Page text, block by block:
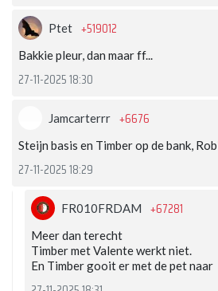
Ptet +519012
Bakkie pleur, dan maar ff...
27-11-2025 18:30
Jamcarterrr +6676
Steijn basis en Timber op de bank,
27-11-2025 18:29
FR010FRDAM +67281
Meer dan terecht
Timber met Valente werkt niet.
En Timber gooit er met de pet naar